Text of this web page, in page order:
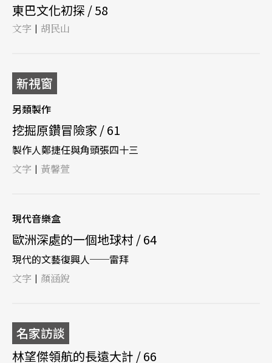
東巴文化初探 / 58
文字 | 胡民山
新視窗
另類製作
挖掘原鑽冒險家 / 61
製作人鄭捷任與角頭張四十三
文字 | 黃馨萱
現代音樂盒
歐洲深處的一個地球村 / 64
現代的文藝復興人──雷拜
文字 | 顏涵銳
名家訪談
林望傑領航的長遠大計 / 66